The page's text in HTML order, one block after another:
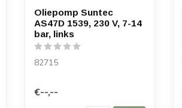
Oliepomp Suntec
AS47D 1539, 230 V, 7-14
bar, links
82715
€--,--